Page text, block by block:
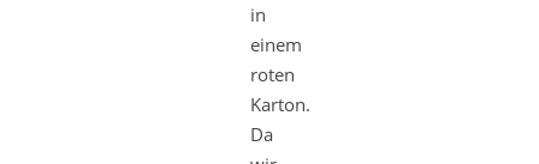
in
einem
roten
Karton.
Da